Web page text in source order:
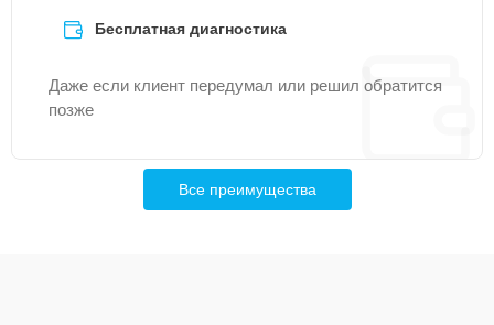
Бесплатная диагностика
Даже если клиент передумал или решил обратится
позже
Все преимущества